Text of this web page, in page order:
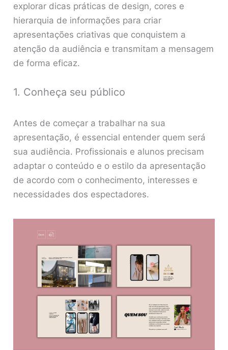
explorar dicas práticas de design, cores e
hierarquia de informações para criar
apresentações criativas que conquistem a
atenção da audiência e transmitam a mensagem
de forma eficaz.
1. Conheça seu público
Antes de começar a trabalhar na sua
apresentação, é essencial entender quem será
sua audiência. Profissionais e alunos precisam
adaptar o conteúdo e o estilo da apresentação
de acordo com o conhecimento, interesses e
necessidades dos espectadores.